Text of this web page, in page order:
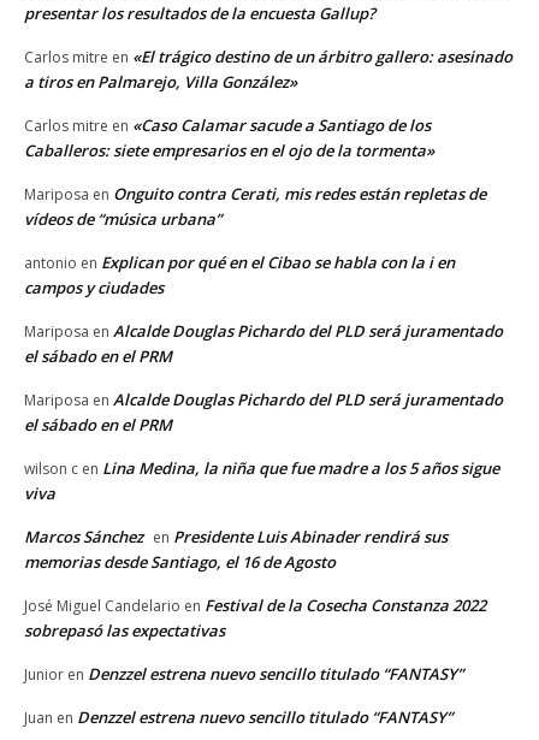
presentar los resultados de la encuesta Gallup?
Carlos mitre en «El trágico destino de un árbitro gallero: asesinado
a tiros en Palmarejo, Villa González»
Carlos mitre en «Caso Calamar sacude a Santiago de los
Caballeros: siete empresarios en el ojo de la tormenta»
Mariposa en Onguito contra Cerati, mis redes están repletas de
vídeos de “música urbana”
antonio en Explican por qué en el Cibao se habla con la i en
campos y ciudades
Mariposa en Alcalde Douglas Pichardo del PLD será juramentado
el sábado en el PRM
Mariposa en Alcalde Douglas Pichardo del PLD será juramentado
el sábado en el PRM
wilson c en Lina Medina, la niña que fue madre a los 5 años sigue
viva
Marcos Sánchez en Presidente Luis Abinader rendirá sus
memorias desde Santiago, el 16 de Agosto
José Miguel Candelario en Festival de la Cosecha Constanza 2022
sobrepasó las expectativas
Junior en Denzzel estrena nuevo sencillo titulado “FANTASY”
Juan en Denzzel estrena nuevo sencillo titulado “FANTASY”